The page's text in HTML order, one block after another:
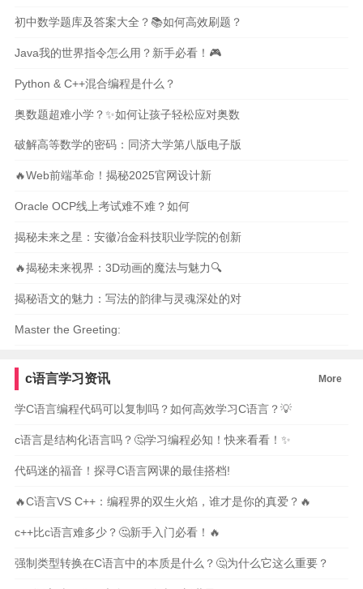
初中数学题库及答案大全？📚如何高效刷题？
Java我的世界指令怎么用？新手必看！🎮
Python & C++混合编程是什么？
奥数题超难小学？✨如何让孩子轻松应对奥数
破解高等数学的密码：同济大学第八版电子版
🔥Web前端革命！揭秘2025官网设计新
Oracle OCP线上考试难不难？如何
揭秘未来之星：安徽冶金科技职业学院的创新
🔥揭秘未来视界：3D动画的魔法与魅力🔍
揭秘语文的魅力：写法的韵律与灵魂深处的对
Master the Greeting:
c语言学习资讯 More
学C语言编程代码可以复制吗？如何高效学习C语言？💡
c语言是结构化语言吗？🤔学习编程必知！快来看看！✨
代码迷的福音！探寻C语言网课的最佳搭档!
🔥C语言VS C++：编程界的双生火焰，谁才是你的真爱？🔥
c++比c语言难多少？🤔新手入门必看！🔥
强制类型转换在C语言中的本质是什么？🤔为什么它这么重要？